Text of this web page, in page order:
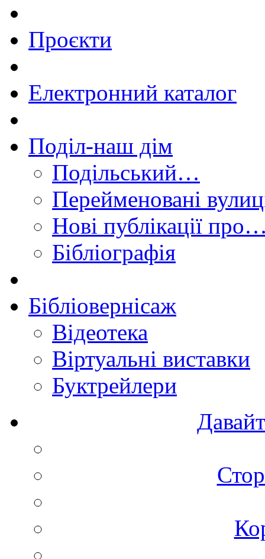
Проєкти
Електронний каталог
Поділ-наш дім
Подільський…
Перейменовані
Нові публікації
Бібліографія
Бібліовернісаж
Відеотека
Віртуальні виставки
Буктрейлери